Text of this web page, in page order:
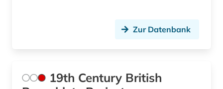
atmosphäre (1)
Zur Datenbank
19th Century British